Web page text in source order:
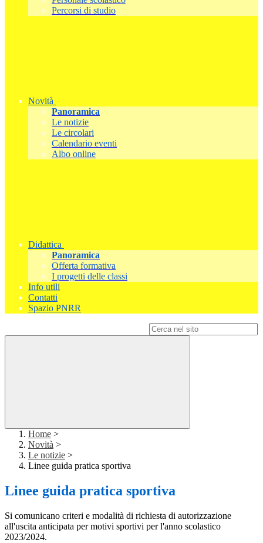
Percorsi di studio
Novità
Panoramica
Le notizie
Le circolari
Calendario eventi
Albo online
Didattica
Panoramica
Offerta formativa
I progetti delle classi
Info utili
Contatti
Spazio PNRR
Home >
Novità >
Le notizie >
Linee guida pratica sportiva
Linee guida pratica sportiva
Si comunicano criteri e modalità di richiesta di autorizzazione
all'uscita anticipata per motivi sportivi per l'anno scolastico
2023/2024.